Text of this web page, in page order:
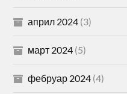
април 2024 (3)
март 2024 (5)
фебруар 2024 (4)